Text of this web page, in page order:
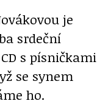
je
srdeční
s písničkami
se synem
ho.